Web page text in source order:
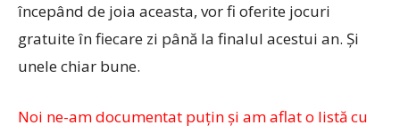
începând de joia aceasta, vor fi oferite jocuri
gratuite în fiecare zi până la finalul acestui an. Și
unele chiar bune.
Noi ne-am documentat puțin și am aflat o listă cu